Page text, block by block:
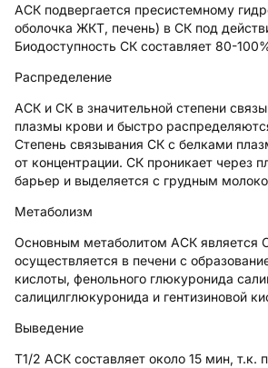
АСК подвергается пресистемному
оболочка ЖКТ, печень) в СК под
Биодоступность СК составляет 80-
Распределение
АСК и СК в значительной степени
плазмы крови и быстро
Степень связывания СК с белками
от концентрации. СК проникает через
барьер и выделяется с грудным
Метаболизм
Основным метаболитом АСК является
осуществляется в печени с
кислоты, фенольного глюкуронида
салицилглюкуронида и гентизиновой
Выведение
Т1/2 АСК составляет около 15 мин, т.к.